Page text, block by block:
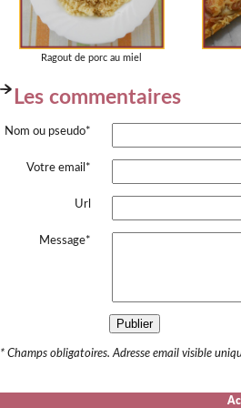
Ragout de porc au miel
Les commentaires
Nom ou pseudo*
Votre email*
Url
Message*
Publier
* Champs obligatoires. Adresse email visible